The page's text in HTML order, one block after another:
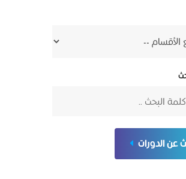
عن الدورات